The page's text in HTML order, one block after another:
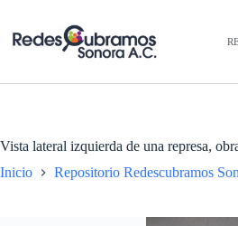
Vista lateral izquierda de una represa,
Inicio
Repositorio Redescubramos